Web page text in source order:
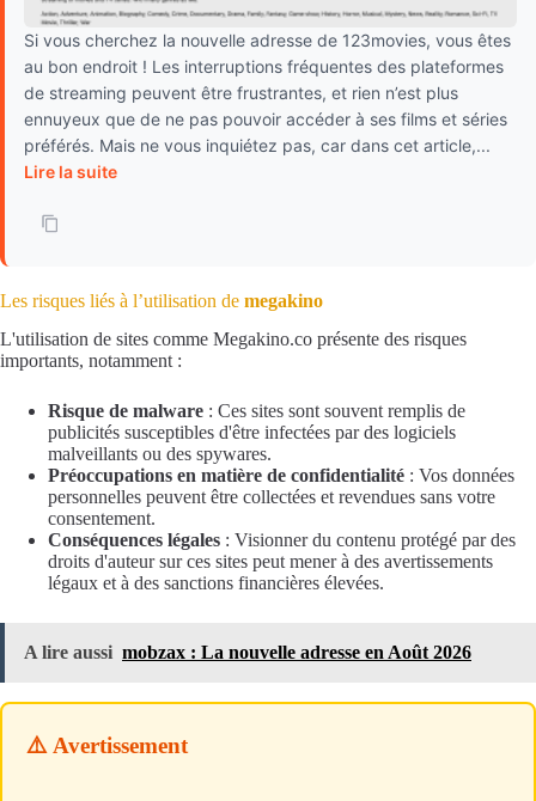
Si vous cherchez la nouvelle adresse de 123movies, vous êtes
au bon endroit ! Les interruptions fréquentes des plateformes
de streaming peuvent être frustrantes, et rien n’est plus
ennuyeux que de ne pas pouvoir accéder à ses films et séries
préférés. Mais ne vous inquiétez pas, car dans cet article,...
Lire la suite
Les risques liés à l’utilisation de megakino
L'utilisation de sites comme Megakino.co présente des risques
importants, notamment :
Risque de malware : Ces sites sont souvent remplis de
publicités susceptibles d'être infectées par des logiciels
malveillants ou des spywares.
Préoccupations en matière de confidentialité : Vos données
personnelles peuvent être collectées et revendues sans votre
consentement.
Conséquences légales : Visionner du contenu protégé par des
droits d'auteur sur ces sites peut mener à des avertissements
légaux et à des sanctions financières élevées.
A lire aussi mobzax : La nouvelle adresse en Août 2026
⚠️ Avertissement